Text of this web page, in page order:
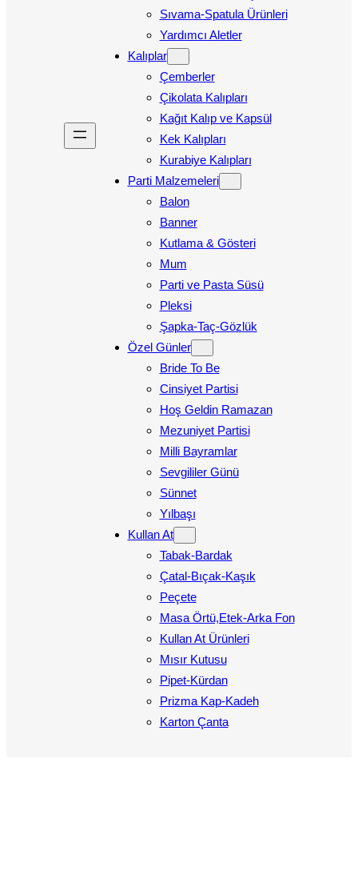
Sıvama-Spatula Ürünleri
Yardımcı Aletler
Kalıplar
Çemberler
Çikolata Kalıpları
Kağıt Kalıp ve Kapsül
Kek Kalıpları
Kurabiye Kalıpları
Parti Malzemeleri
Balon
Banner
Kutlama & Gösteri
Mum
Parti ve Pasta Süsü
Pleksi
Şapka-Taç-Gözlük
Özel Günler
Bride To Be
Cinsiyet Partisi
Hoş Geldin Ramazan
Mezuniyet Partisi
Milli Bayramlar
Sevgililer Günü
Sünnet
Yılbaşı
Kullan At
Tabak-Bardak
Çatal-Bıçak-Kaşık
Peçete
Masa Örtü,Etek-Arka Fon
Kullan At Ürünleri
Mısır Kutusu
Pipet-Kürdan
Prizma Kap-Kadeh
Karton Çanta